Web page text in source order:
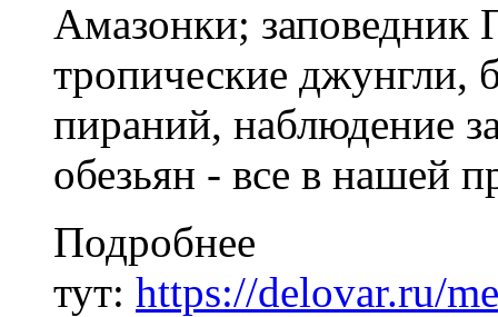
Амазонки; заповедник
тропические джунгли,
пираний, наблюдение
обезьян - все в нашей
Подробнее
тут: https://delovar.ru/